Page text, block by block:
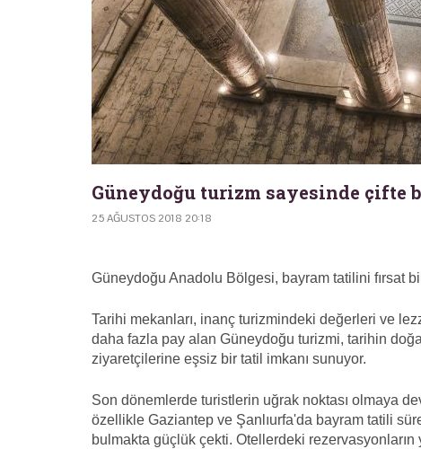
Güneydoğu turizm sayesinde çifte
25 AĞUSTOS 2018 20:18
Güneydoğu Anadolu Bölgesi, bayram tatilini fırsat
Tarihi mekanları, inanç turizmindeki değerleri ve
daha fazla pay alan Güneydoğu turizmi, tarihin
ziyaretçilerine eşsiz bir tatil imkanı sunuyor.
Son dönemlerde turistlerin uğrak noktası olmaya
özellikle Gaziantep ve Şanlıurfa'da bayram tatili
bulmakta güçlük çekti. Otellerdeki